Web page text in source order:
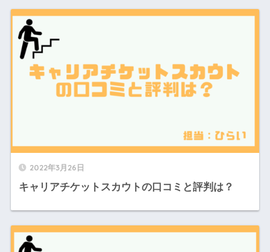
2022年3月26日
キャリアチケットスカウトの口コミと評判は？